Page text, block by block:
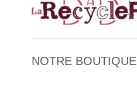
NOTRE BOUTIQUE